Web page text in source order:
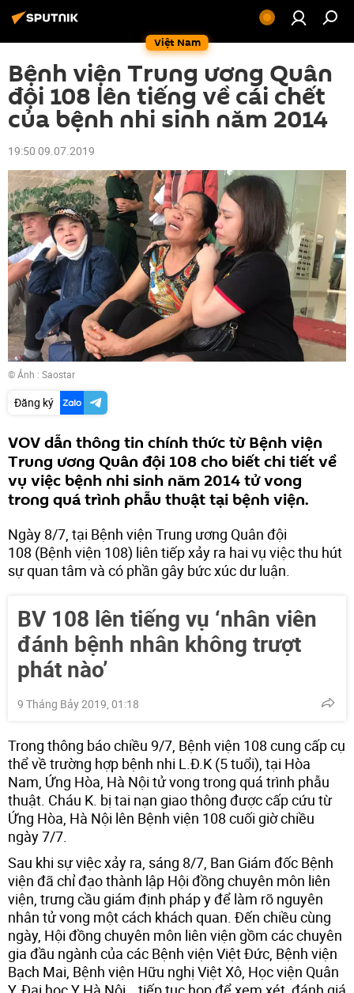
Việt Nam
Bệnh viện Trung ương Quân
đội 108 lên tiếng về cái chết
của bệnh nhi sinh năm 2014
19:50 09.07.2019
© Ảnh : Saostar
Đăng ký
VOV dẫn thông tin chính thức từ Bệnh viện
Trung ương Quân đội 108 cho biết chi tiết về
vụ việc bệnh nhi sinh năm 2014 tử vong
trong quá trình phẫu thuật tại bệnh viện.
Ngày 8/7, tại Bệnh viện Trung ương Quân đội
108 (Bệnh viện 108) liên tiếp xảy ra hai vụ việc thu hút
sự quan tâm và có phần gây bức xúc dư luận.
BV 108 lên tiếng vụ ‘nhân viên
đánh bệnh nhân không trượt
phát nào’
9 Tháng Bảy 2019, 01:18
Trong thông báo chiều 9/7, Bệnh viện 108 cung cấp cụ
thể về trường hợp bệnh nhi L.Đ.K (5 tuổi), tại Hòa
Nam, Ứng Hòa, Hà Nội tử vong trong quá trình phẫu
thuật. Cháu K. bị tai nạn giao thông được cấp cứu từ
Ứng Hòa, Hà Nội lên Bệnh viện 108 cuối giờ chiều
ngày 7/7.
Sau khi sự việc xảy ra, sáng 8/7, Ban Giám đốc Bệnh
viện đã chỉ đạo thành lập Hội đồng chuyên môn liên
viện, trưng cầu giám định pháp y để làm rõ nguyên
nhân tử vong một cách khách quan. Đến chiều cùng
ngày, Hội đồng chuyên môn liên viện gồm các chuyên
gia đầu ngành của các Bệnh viện Việt Đức, Bệnh viện
Bạch Mai, Bệnh viện Hữu nghị Việt Xô, Học viện Quân